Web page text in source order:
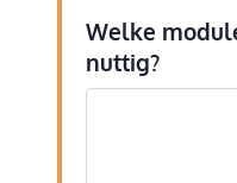
Welke
nuttig?